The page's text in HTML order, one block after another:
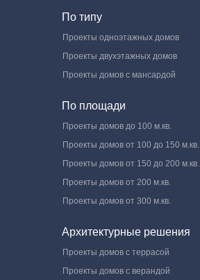
По типу
Проекты одноэтажных домов
Проекты двухэтажных домов
Проекты домов с мансардой
По площади
Проекты домов до 100 м.кв.
Проекты домов от 100 до 150 м.кв.
Проекты домов от 150 до 200 м.кв.
Проекты домов от 200 м.кв.
Проекты домов от 300 м.кв.
Архитектурные решения
Проекты домов с террасой
Проекты домов с верандой